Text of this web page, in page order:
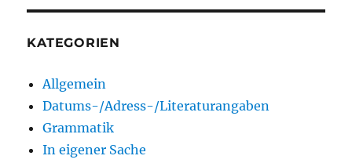
KATEGORIEN
Allgemein
Datums-/Adress-/Literaturangaben
Grammatik
In eigener Sache